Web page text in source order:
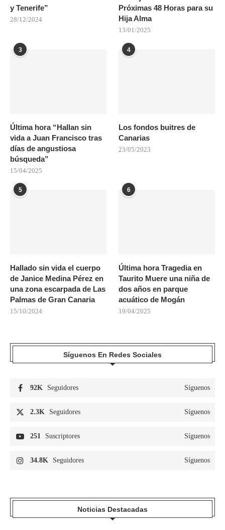
y Tenerife”
28/12/2024
Próximas 48 Horas para su
Hija Alma
13/01/2025
3
Última hora “Hallan sin
vida a Juan Francisco tras
días de angustiosa
búsqueda”
15/04/2025
4
Los fondos buitres de
Canarias
23/05/2023
5
Hallado sin vida el cuerpo
de Janice Medina Pérez en
una zona escarpada de Las
Palmas de Gran Canaria
15/10/2024
6
Última hora Tragedia en
Taurito Muere una niña de
dos años en parque
acuático de Mogán
19/04/2025
Síguenos En Redes Sociales
92K Seguidores Síguenos
2.3K Seguidores Síguenos
251 Suscriptores Síguenos
34.8K Seguidores Síguenos
Noticias Destacadas